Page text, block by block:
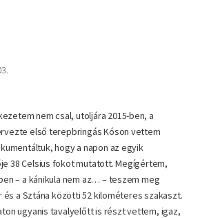
nem csal, utoljára 2015-ben, a
első terepbringás Kóson vettem
hogy a napon az egyik
38 Celsius fokot mutatott. Megígértem,
– a kánikula nem az… – teszem meg
és a Sztána közötti 52 kilométeres szakaszt.
ugyanis tavalyelőtt is részt vettem, igaz,